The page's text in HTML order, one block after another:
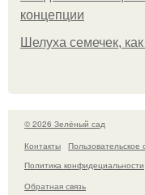
концепции
Шелуха семечек,
© 2026 Зелёный сад
Контакты
Пользовательское
Политика конфидециальности
Обратная связь